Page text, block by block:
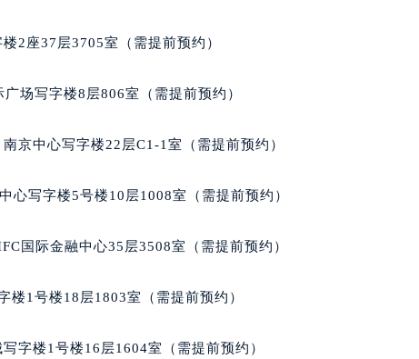
号华润大厦写字楼29层2905室（需提前预约）
号亨得利名表服务中心（品牌授权店）1层整层（需提前预约）
路26号时代广场（CCMALL）C座17层17-B（需提前预约）
路600号富力中心T2座写字楼29层03室（需提前预约）
57号万科金融中心C座12层1205室（需提前预约）
139号恒隆广场写字楼1座11层1104室（需提前预约）
港街199号苏州中心办公楼C座22层08室（需提前预约）
2座37层3705室（需提前预约）
场写字楼8层806室（需提前预约）
京中心写字楼22层C1-1室（需提前预约）
心写字楼5号楼10层1008室（需提前预约）
国际金融中心35层3508室（需提前预约）
楼1号楼18层1803室（需提前预约）
字楼1号楼16层1604室（需提前预约）